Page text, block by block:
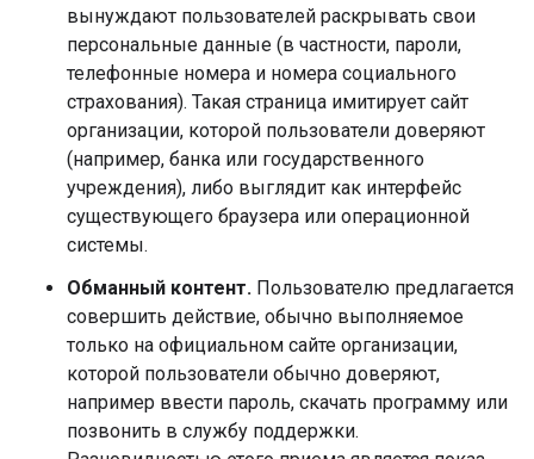
вынуждают пользователей раскрывать свои
персональные данные (в частности, пароли,
телефонные номера и номера социального
страхования). Такая страница имитирует сайт
организации, которой пользователи доверяют
(например, банка или государственного
учреждения), либо выглядит как интерфейс
существующего браузера или операционной
системы.
Обманный контент. Пользователю предлагается
совершить действие, обычно выполняемое
только на официальном сайте организации,
которой пользователи обычно доверяют,
например ввести пароль, скачать программу или
позвонить в службу поддержки.